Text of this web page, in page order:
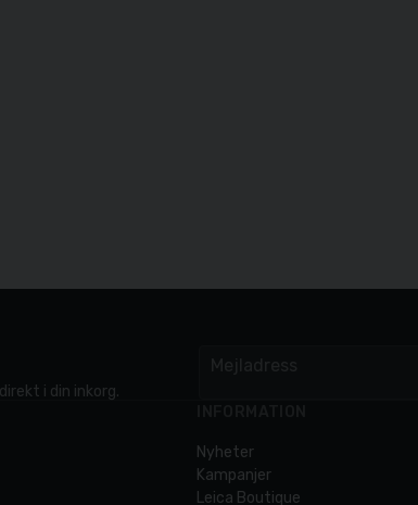
i din inkorg.
Nyheter
Kampanjer
Leica Boutique